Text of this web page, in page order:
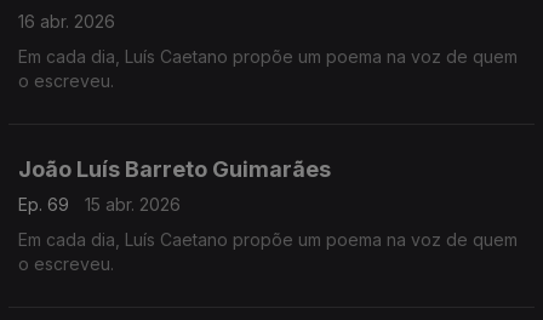
16 abr. 2026
Em cada dia, Luís Caetano propõe um poema na voz de quem
o escreveu.
João Luís Barreto Guimarães
Ep. 69
15 abr. 2026
Em cada dia, Luís Caetano propõe um poema na voz de quem
o escreveu.